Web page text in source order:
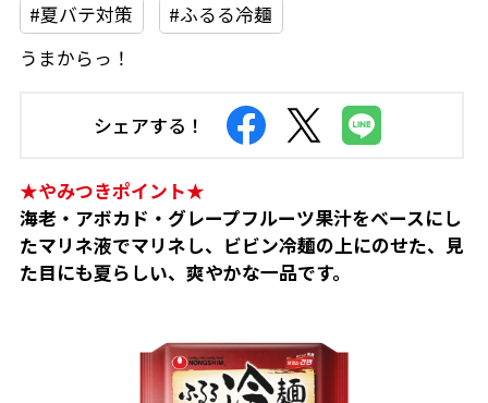
#夏バテ対策
#ふるる冷麺
うまからっ！
シェアする！
★やみつきポイント★
海老・アボカド・グレープフルーツ果汁をベースにし
たマリネ液でマリネし、ビビン冷麺の上にのせた、見
た目にも夏らしい、爽やかな一品です。